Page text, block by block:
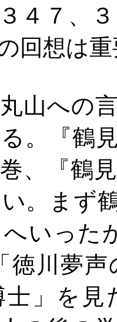
４７、
回想は
山への
。『鶴
、『鶴
。まず
いった
徳川夢
士」を